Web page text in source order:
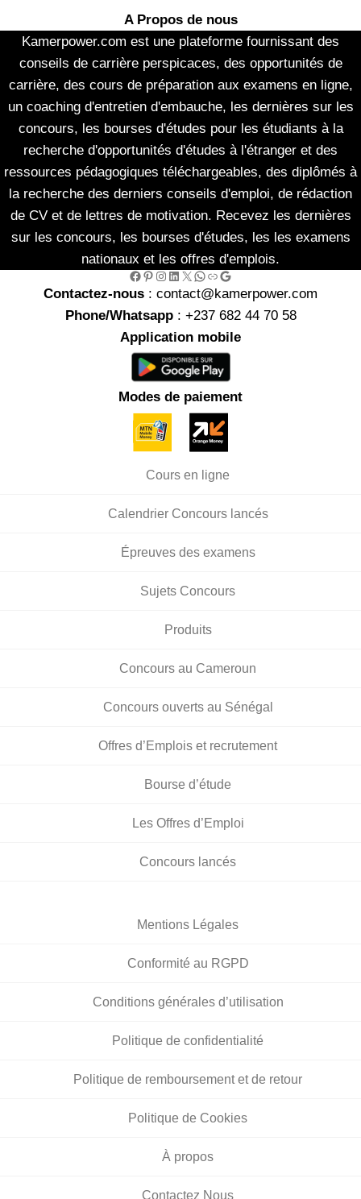
A Propos de nous
Kamerpower.com est une plateforme fournissant des
conseils de carrière perspicaces, des opportunités de
carrière, des cours de préparation aux examens en ligne,
un coaching d'entretien d'embauche, les dernières sur les
concours, les bourses d'études pour les étudiants à la
recherche d'opportunités d'études à l'étranger et des
ressources pédagogiques téléchargeables, des diplômés à
la recherche des derniers conseils d'emploi, de rédaction
de CV et de lettres de motivation. Recevez les dernières
sur les concours, les bourses d'études, les les examens
nationaux et les offres d'emplois.
Facebook Pinterest InstagramLinkedIn X WhatsApp Link Google
Contactez-nous : contact@kamerpower.com
Phone/Whatsapp: +237 682 44 70 58
Application mobile
Modes de paiement
Cours en ligne
Calendrier Concours lancés
Épreuves des examens
Sujets Concours
Produits
Concours au Cameroun
Concours ouverts au Sénégal
Offres d’Emplois et recrutement
Bourse d’étude
Les Offres d’Emploi
Concours lancés
Mentions Légales
Conformité au RGPD
Conditions générales d’utilisation
Politique de confidentialité
Politique de remboursement et de retour
Politique de Cookies
À propos
Contactez Nous